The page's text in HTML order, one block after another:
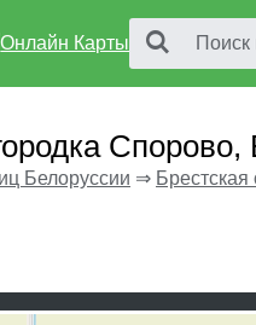
Онлайн Карты
Белоруссии ⇒ Брестская